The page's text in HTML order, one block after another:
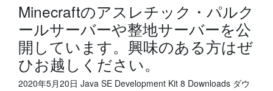
Minecraftのアスレチック・パルク
ールサーバーや整地サーバーを公
開しています。興味のある方はぜ
ひお越しください。
2020年5月20日 Java SE Development Kit 8 Downloads ダウ